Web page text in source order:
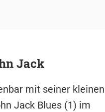
Jack
mit seiner kleinen
Jack Blues (1) im